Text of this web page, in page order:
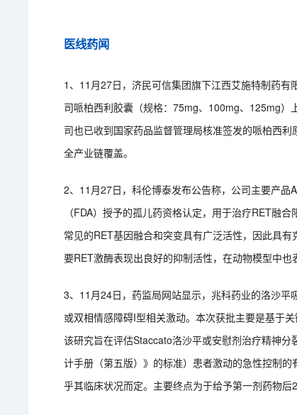
医线药闻
1、11月27日，济民可信集团旗下江西艾施特制药
司哌柏西利胶囊（规格：75mg、100mg、125mg
司也已收到国家药品监督管理局核准签发的哌柏西
全产业链覆盖。
2、11月27日，科伦博泰发布公告称，公司主要产
（FDA）授予的孤儿药资格认定，用于治疗RET融
常见的RET基因融合和突变具有广泛活性，因此具
要RET激酶表现出良好的抑制活性，在动物模型中也
3、11月24日，药监局网站显示，兆科药业的洛沙
或双相情感障碍I型相关激动。本次获批主要是基于
该研究旨在评估Staccato洛沙平或安慰剂治疗精神
计手册（第五版）》的标准）患者激动的急性控制
乎其临床状况而定。主要终点为于给予第一剂药物